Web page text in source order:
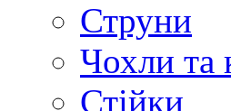
Струни
Чохли та
Стійки